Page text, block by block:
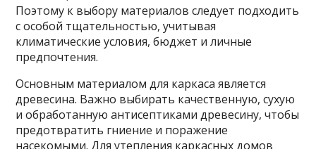
Поэтому к выбору материалов следует подходить
с особой тщательностью, учитывая
климатические условия, бюджет и личные
предпочтения.
Основным материалом для каркаса является
древесина. Важно выбирать качественную, сухую
и обработанную антисептиками древесину, чтобы
предотвратить гниение и поражение
насекомыми. Для утепления каркасных домов